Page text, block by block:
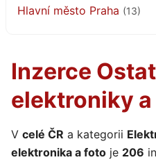
Hlavní město Praha (13)
Inzerce
elektroniky
V celé ČR a kategorii
elektronika a foto je 206